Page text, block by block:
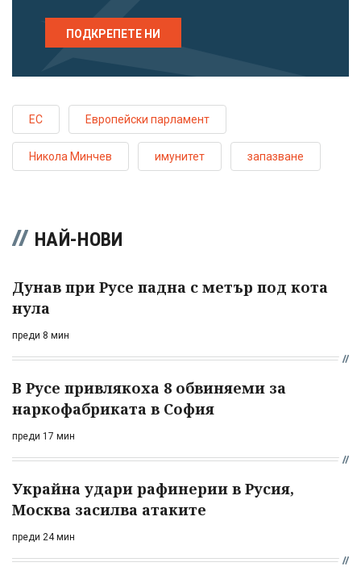
ПОДКРЕПЕТЕ НИ
ЕС Европейски парламент
Никола Минчев имунитет запазване
НАЙ-НОВИ
Дунав при Русе падна с метър под кота
нула
преди 8 мин
В Русе привлякоха 8 обвиняеми за
наркофабриката в София
преди 17 мин
Украйна удари рафинерии в Русия,
Москва засилва атаките
преди 24 мин